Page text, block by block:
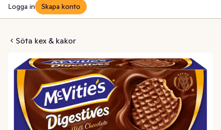
Logga in Skapa konto
Söta kex & kakor
Mc Vities